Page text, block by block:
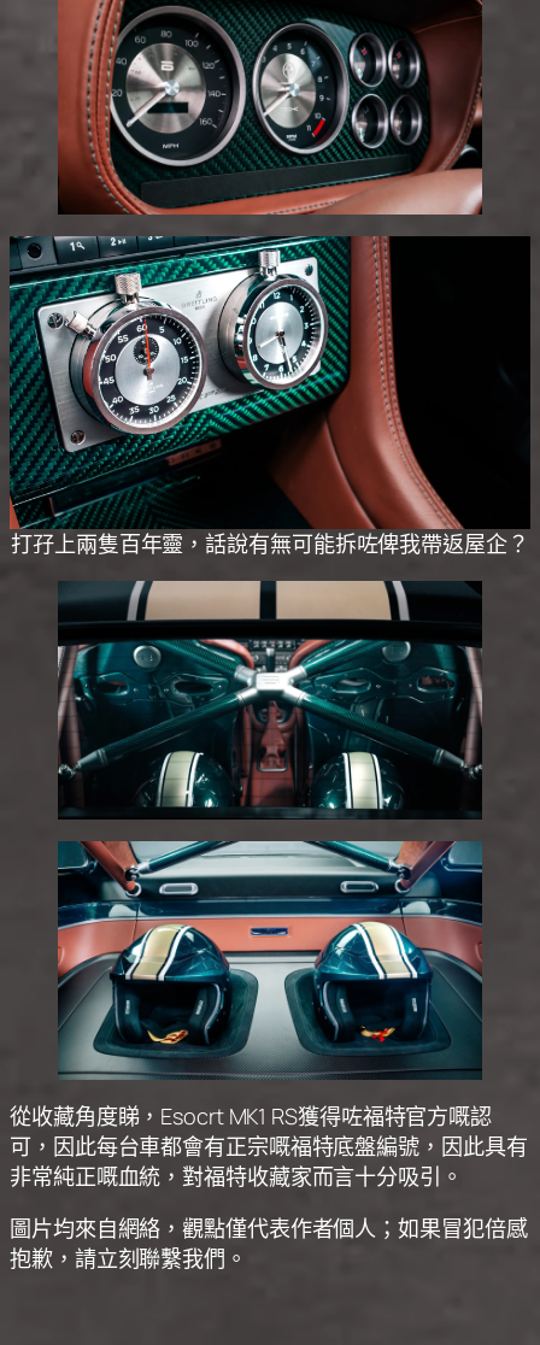
打孖上兩隻百年靈，話說有無可能拆咗俾我帶返屋企？
從收藏角度睇，Esocrt MK1 RS獲得咗福特官方嘅認
可，因此每台車都會有正宗嘅福特底盤編號，因此具有
非常純正嘅血統，對福特收藏家而言十分吸引。
圖片均來自網絡，觀點僅代表作者個人；如果冒犯倍感
抱歉，請立刻聯繫我們。